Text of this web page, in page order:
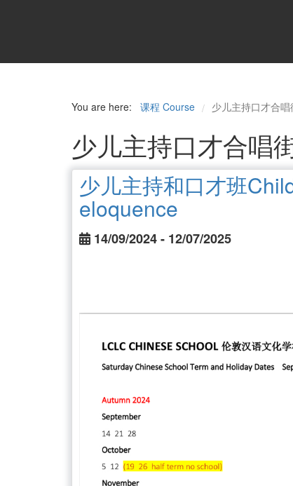
You are here: 课程 Course / 少儿主持口才合
少儿主持口才合唱
少儿主持和口才班
eloquence
14/09/2024 - 12/07/2025